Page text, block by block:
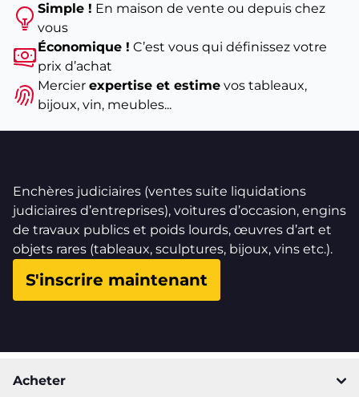
Simple ! En maison de vente ou depuis chez
vous
Économique ! C’est vous qui définissez votre
prix d’achat
Mercier expertise et estimevos tableaux,
bijoux, vin, meubles...
Enchères judiciaires (ventes suite liquidations
judiciaires d’entreprises), voitures d’occasion, engins
de travaux publics et poids lourds, œuvres d’art et
objets rares (tableaux, sculptures, bijoux, vins etc.).
S'inscrire maintenant
Acheter